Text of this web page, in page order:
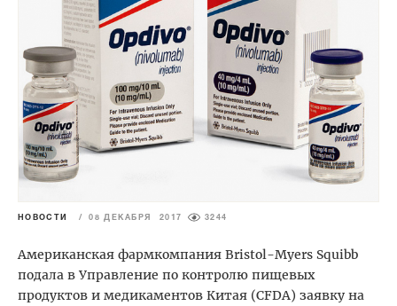
НОВОСТИ / 08 ДЕКАБРЯ 2017 3244
Американская фармкомпания Bristol-Myers Squibb
подала в Управление по контролю пищевых
продуктов и медикаментов Китая (CFDA) заявку на